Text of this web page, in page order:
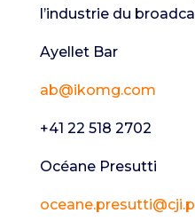
l’industrie du
Ayellet Bar
ab@ikomg.com
+41 22 518 2702
Océane Presutti